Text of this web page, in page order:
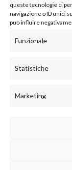
queste tecnologie ci
navigazione o ID unici
può influire
Funzionale
Statistiche
Marketing
©2026 Gino